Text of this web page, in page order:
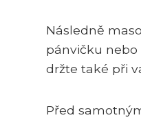
Následně
pánvičku
držte také při
Před